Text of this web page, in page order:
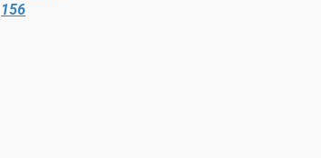
156